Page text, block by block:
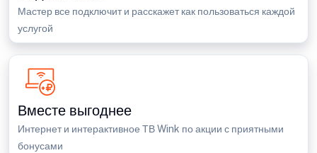
Мастер все подключит и расскажет как пользоваться каждой
услугой
Вместе выгоднее
Интернет и интерактивное ТВ Wink по акции с приятными
бонусами